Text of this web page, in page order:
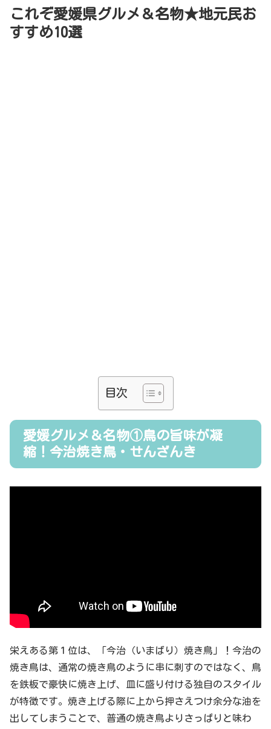
これぞ愛媛県グルメ＆名物★地元民お
すすめ10選
目次
愛媛グルメ＆名物①鳥の旨味が凝
縮！今治焼き鳥・せんざんき
栄えある第１位は、「今治（いまばり）焼き鳥」！今治の
焼き鳥は、通常の焼き鳥のように串に刺すのではなく、鳥
を鉄板で豪快に焼き上げ、皿に盛り付ける独自のスタイル
が特徴です。焼き上げる際に上から押さえつけ余分な油を
出してしまうことで、普通の焼き鳥よりさっぱりと味わ